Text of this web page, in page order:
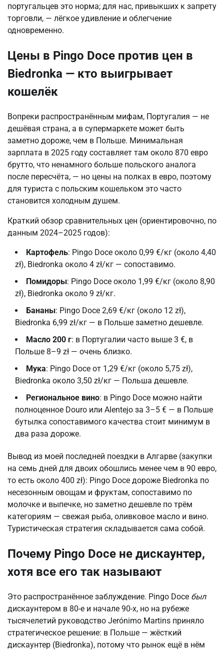
португальцев это норма; для нас, привыкших к запрету
торговли, — лёгкое удивление и облегчение
одновременно.
Цены в Pingo Doce против цен в
Biedronka — кто выигрывает
кошелёк
Вопреки распространённым мифам, Португалия — не
дешёвая страна, а в супермаркете может быть
заметно дороже, чем в Польше. Минимальная
зарплата в 2025 году составляет там около 870 евро
брутто, что ненамного больше польского аналога
после пересчёта, — но цены на полках в евро, поэтому
для туриста с польским кошельком это часто
становится холодным душем.
Краткий обзор сравнительных цен (ориентировочно, по
данным 2024–2025 годов):
Картофель: Pingo Doce около 0,99 €/кг (около 4,40
zł), Biedronka около 4 zł/кг — сопоставимо.
Помидоры: Pingo Doce около 1,99 €/кг (около 8,90
zł), Biedronka около 9 zł/кг.
Бананы: Pingo Doce 2,69 €/кг (около 12 zł),
Biedronka 6,99 zł/кг — в Польше заметно дешевле.
Масло 200 г: в Португалии часто выше 3 €, в
Польше 8–9 zł — очень близко.
Мука: Pingo Doce от 1,29 €/кг (около 5,75 zł),
Biedronka около 3,50 zł/кг — Польша дешевле.
Региональное вино: в Pingo Doce можно найти
полноценное Douro или Alentejo за 3–5 € — в Польше
бутылка сопоставимого качества стоит минимум в
два раза дороже.
Вывод из моей последней поездки в Алгарве (закупки
на семь дней для двоих обошлись менее чем в 90 евро,
то есть около 400 zł): Pingo Doce дороже Biedronka по
несезонным овощам и фруктам, сопоставимо по
молочке и выпечке, но заметно дешевле по трём
категориям — свежая рыба, оливковое масло и вино.
Туристическая стратегия складывается сама собой.
Почему Pingo Doce не дискаунтер,
хотя все его так называют
Это распространённое заблуждение. Pingo Doce был
дискаунтером в 80-е и начале 90-х, но на рубеже
тысячелетий руководство Jerónimo Martins приняло
стратегическое решение: в Польше — жёсткий
дискаунтер (Biedronka), потому что рынок ещё в нём